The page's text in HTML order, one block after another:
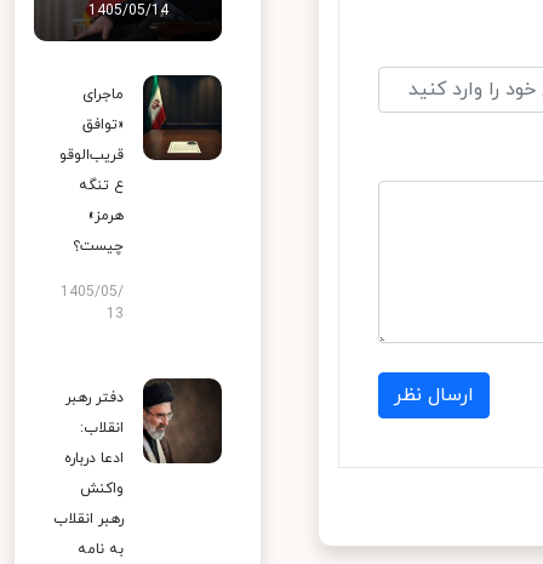
ارسال نظر
1405/05/14
ماجرای
«توافق
قریب‌الوقو
ع تنگه
هرمز»
چیست؟
1405/05/
13
دفتر رهبر
انقلاب:
ادعا درباره
واکنش
رهبر انقلاب
به نامه